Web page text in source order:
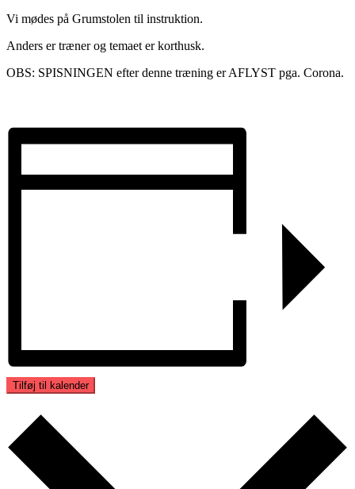
Vi mødes på Grumstolen til instruktion.
Anders er træner og temaet er korthusk.
OBS: SPISNINGEN efter denne træning er AFLYST pga. Corona.
Tilføj til kalender